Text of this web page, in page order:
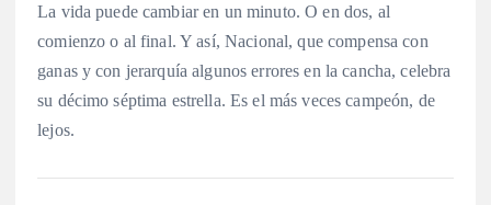
La vida puede cambiar en un minuto. O en dos, al
comienzo o al final. Y así, Nacional, que compensa con
ganas y con jerarquía algunos errores en la cancha, celebra
su décimo séptima estrella. Es el más veces campeón, de
lejos.